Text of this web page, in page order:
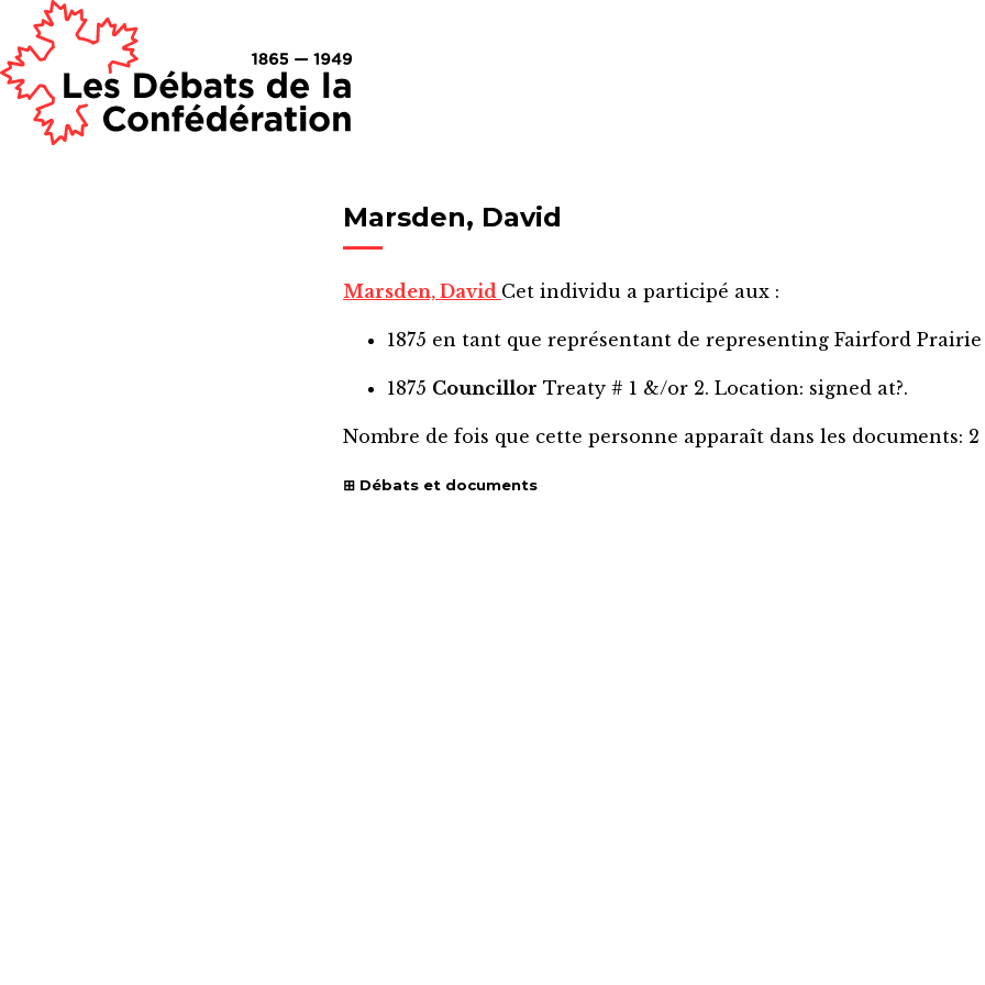
Marsden, David
Marsden, David Cet individu a participé aux :
1875 en tant que représentant de representing Fairford Prairie
1875 Councillor Treaty # 1 &/or 2. Location: signed at?.
Nombre de fois que cette personne apparaît dans les documents: 2
Débats et documents